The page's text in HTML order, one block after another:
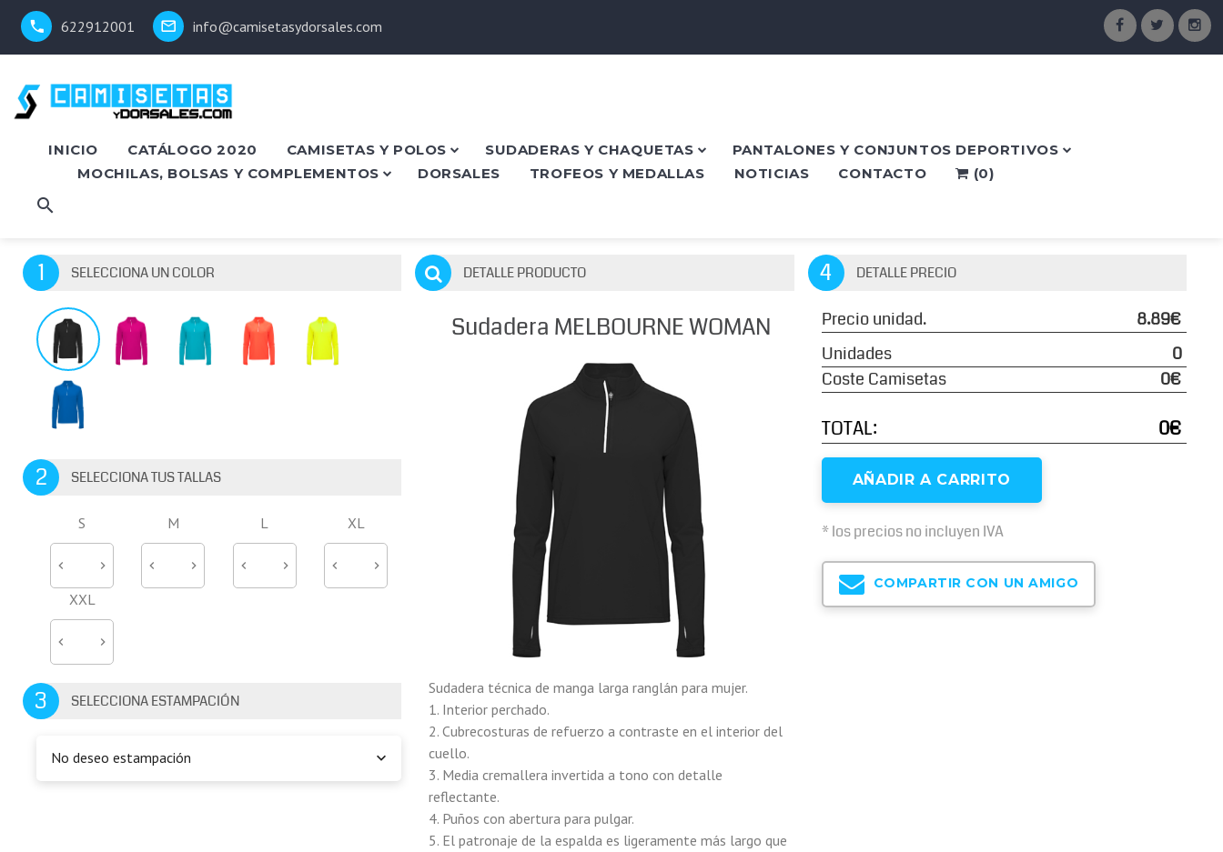
622912001 info@camisetasydorsales.com
INICIO CATÁLOGO 2020 CAMISETAS Y POLOS SUDADERAS Y CHAQUETAS
PANTALONES Y CONJUNTOS DEPORTIVOS
MOCHILAS, BOLSAS Y COMPLEMENTOS
DORSALES TROFEOS Y MEDALLAS NOTICIAS CONTACTO (0)
1 SELECCIONA UN COLOR
2 SELECCIONA TUS TALLAS
S M L XL
XXL
3 SELECCIONA ESTAMPACIÓN
No deseo estampación
DETALLE PRODUCTO
Sudadera MELBOURNE WOMAN
Sudadera técnica de manga larga ranglán para mujer.
1. Interior perchado.
2. Cubrecosturas de refuerzo a contraste en el interior del
cuello.
3. Media cremallera invertida a tono con detalle
reflectante.
4. Puños con abertura para pulgar.
5. El patronaje de la espalda es ligeramente más largo que
4 DETALLE PRECIO
Precio unidad.
8.89€
Unidades
0
Coste Camisetas
0€
TOTAL: 0€
AÑADIR A CARRITO
* los precios no incluyen IVA
COMPARTIR CON UN AMIGO